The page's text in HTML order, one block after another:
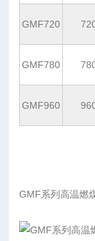
GMF720
GMF780
GMF960
GMF系列高温燃